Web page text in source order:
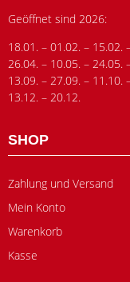
Geöffnet sind 2026:
18.01. – 01.02. – 15.02.
26.04. – 10.05. – 24.05.
13.09. – 27.09. – 11.10.
13.12. – 20.12.
SHOP
Zahlung und Versand
Mein Konto
Warenkorb
Kasse